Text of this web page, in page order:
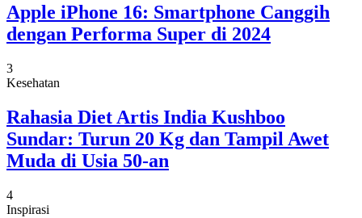
Apple iPhone 16: Smartphone Canggih
dengan Performa Super di 2024
3
Kesehatan
Rahasia Diet Artis India Kushboo
Sundar: Turun 20 Kg dan Tampil Awet
Muda di Usia 50-an
4
Inspirasi